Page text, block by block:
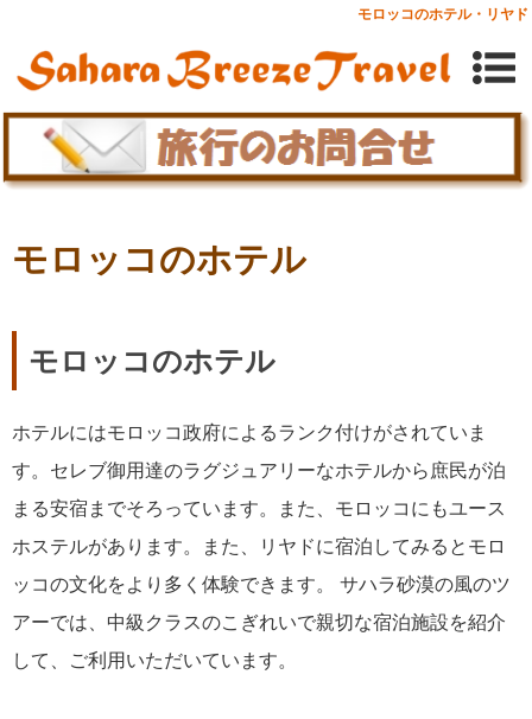
モロッコのホテル・リヤド
モロッコのホテル
モロッコのホテル
ホテルにはモロッコ政府によるランク付けがされていま
す。セレブ御用達のラグジュアリーなホテルから庶民が泊
まる安宿までそろっています。また、モロッコにもユース
ホステルがあります。また、リヤドに宿泊してみるとモロ
ッコの文化をより多く体験できます。 サハラ砂漠の風のツ
アーでは、中級クラスのこぎれいで親切な宿泊施設を紹介
して、ご利用いただいています。